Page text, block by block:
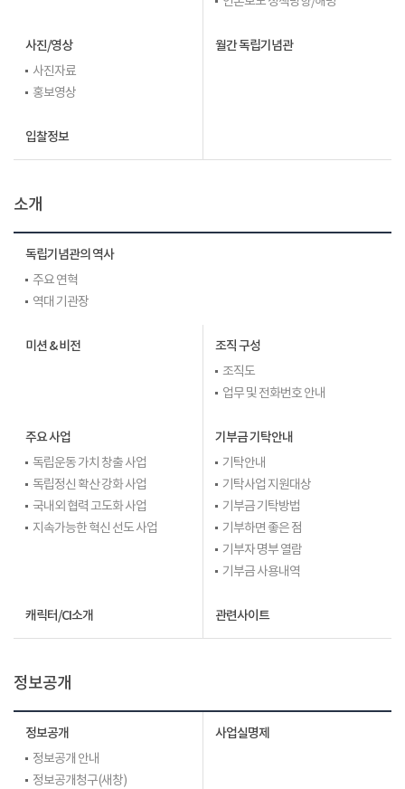
사진/영상
사진자료
홍보영상
월간 독립기념관
입찰정보
소개
독립기념관의 역사
주요 연혁
역대 기관장
미션 & 비전 조직 구성
조직도
업무 및 전화번호 안내
주요 사업
독립운동 가치 창출 사업
독립정신 확산 강화 사업
국내외 협력 고도화 사업
지속가능한 혁신 선도 사업
기부금 기탁안내
기탁안내
기탁사업 지원대상
기부금 기탁방법
기부하면 좋은 점
기부자 명부 열람
기부금 사용내역
캐릭터/CI소개 관련사이트
정보공개
정보공개
정보공개 안내
정보공개청구(새창)
사업실명제